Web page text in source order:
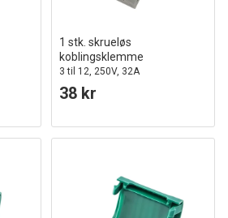
1 stk. skrueløs
koblingsklemme
3 til 12, 250V, 32A
38 kr